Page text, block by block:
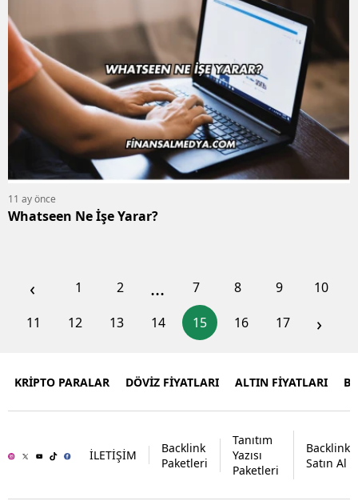
11 ay önce
Whatseen Ne İşe Yarar?
‹ 1 2 ... 7 8 9
10
11
12 13 14 15 16 17 ›
KRİPTO PARALAR DÖVİZ FİYATLARI ALTIN FİYATLARI
İLETİŞİM
Backlink
Paketleri
Tanıtım
Yazısı
Paketleri
Backlink
Satın Al